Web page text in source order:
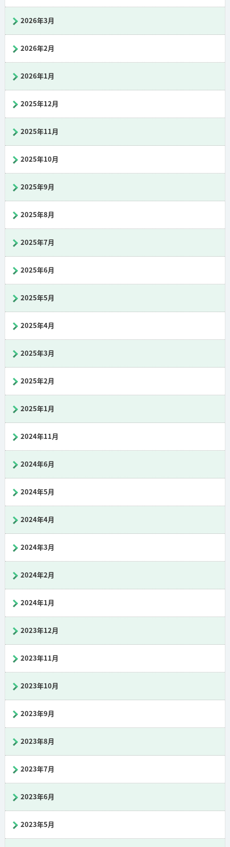
2026年3月
2026年2月
2026年1月
2025年12月
2025年11月
2025年10月
2025年9月
2025年8月
2025年7月
2025年6月
2025年5月
2025年4月
2025年3月
2025年2月
2025年1月
2024年11月
2024年6月
2024年5月
2024年4月
2024年3月
2024年2月
2024年1月
2023年12月
2023年11月
2023年10月
2023年9月
2023年8月
2023年7月
2023年6月
2023年5月